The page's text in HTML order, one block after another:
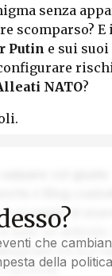
senza
scomparso? E
Putin e sui
NATO?
coraggio di
solo un articolo:
tra
cannone.
che
della politica